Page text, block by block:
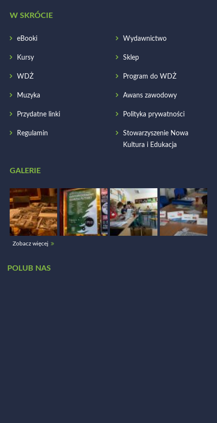
W SKRÓCIE
eBooki Wydawnictwo
Kursy Sklep
WDŻ Program do WDŻ
Muzyka Awans zawodowy
Przydatne linki Polityka prywatności
Regulamin
Stowarzyszenie Nowa
Kultura i Edukacja
GALERIE
Zobacz więcej
POLUB NAS